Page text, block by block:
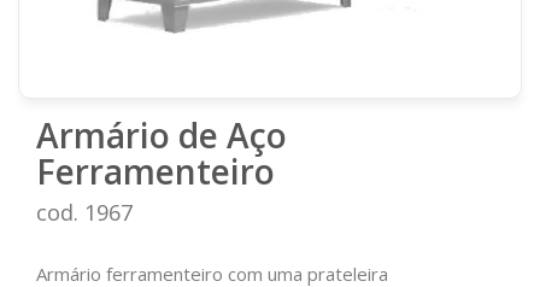
Armário de Aço
Ferramenteiro
cod. 1967
Armário ferramenteiro com uma prateleira